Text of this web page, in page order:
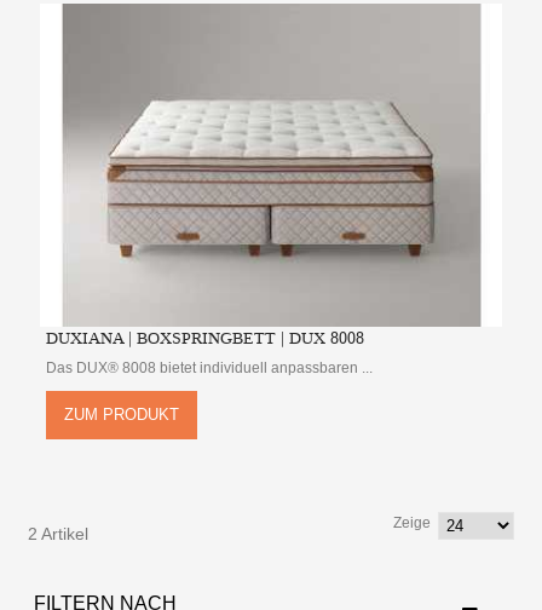
DUXIANA | BOXSPRINGBETT | DUX 8008
Das DUX® 8008 bietet individuell anpassbaren ...
ZUM PRODUKT
2 Artikel
Zeige
FILTERN NACH